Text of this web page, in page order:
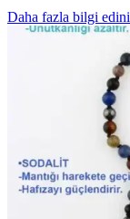
Daha fazla bilgi